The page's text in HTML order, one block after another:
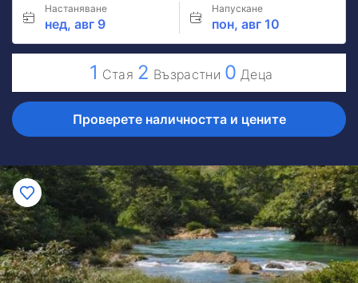
Настаняване
нед, авг 9
Напускане
пон, авг 10
1 Стая 2 Възрастни 0 Деца
Проверете наличността и цените